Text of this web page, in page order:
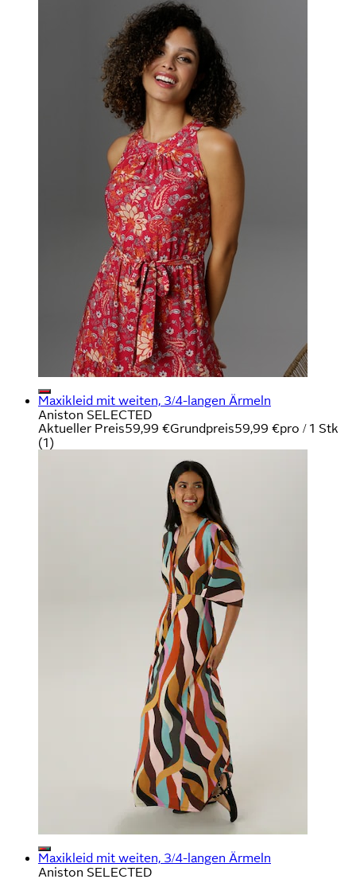
Maxikleid mit weiten, 3/4-langen Ärmeln
Aniston SELECTED
Aktueller Preis59,99 €Grundpreis59,99 €pro / 1 Stk
(1)
Maxikleid mit weiten, 3/4-langen Ärmeln
Aniston SELECTED